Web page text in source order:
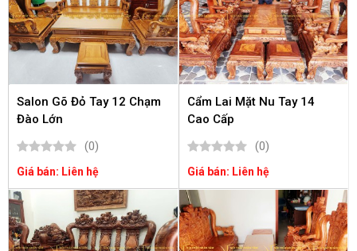
Salon Gõ Đỏ Tay 12 Chạm
Đào Lớn
(0)
Giá bán: Liên hệ
Cẩm Lai Mặt Nu Tay 14
Cao Cấp
(0)
Giá bán: Liên hệ